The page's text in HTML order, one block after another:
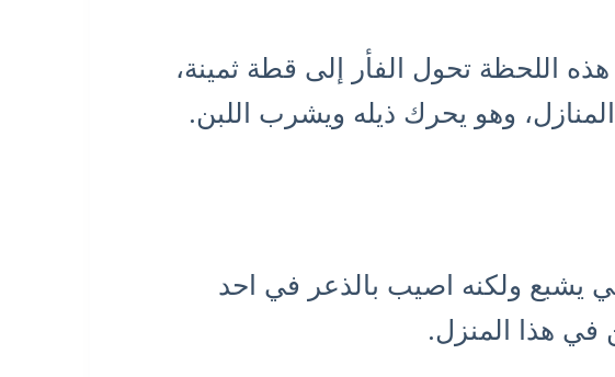
اللحظة تحول الفأر إلى قطة ثمينة،
وهو يحرك ذيله ويشرب اللبن.
يشبع ولكنه اصيب بالذعر في احد
هذا المنزل.